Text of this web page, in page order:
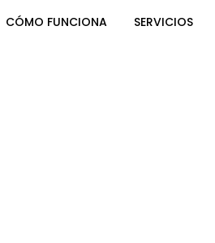
CÓMO FUNCIONA SERVICIOS